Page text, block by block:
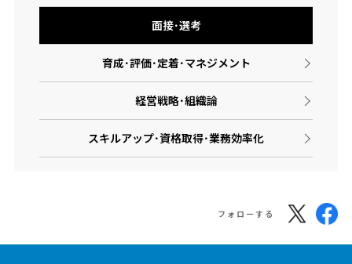
面接･選考
育成･評価･定着･マネジメント
経営戦略･組織論
スキルアップ･資格取得･業務効率化
フォローする